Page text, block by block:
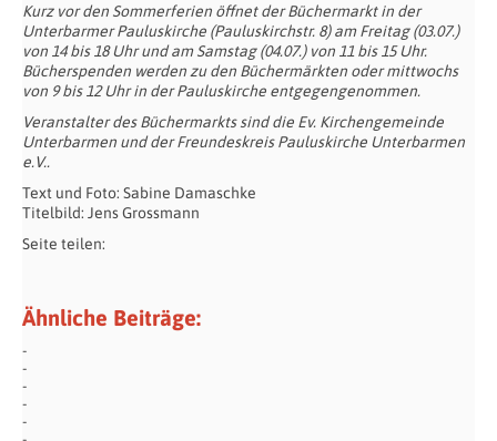
Kurz vor den Sommerferien öffnet der Büchermarkt in der
Unterbarmer Pauluskirche (Pauluskirchstr. 8) am Freitag (03.07.)
von 14 bis 18 Uhr und am Samstag (04.07.) von 11 bis 15 Uhr.
Bücherspenden werden zu den Büchermärkten oder mittwochs
von 9 bis 12 Uhr in der Pauluskirche entgegengenommen.
Veranstalter des Büchermarkts sind die Ev. Kirchengemeinde
Unterbarmen und der Freundeskreis Pauluskirche Unterbarmen
e.V..
Text und Foto: Sabine Damaschke
Titelbild: Jens Grossmann
Seite teilen:
Ähnliche Beiträge: